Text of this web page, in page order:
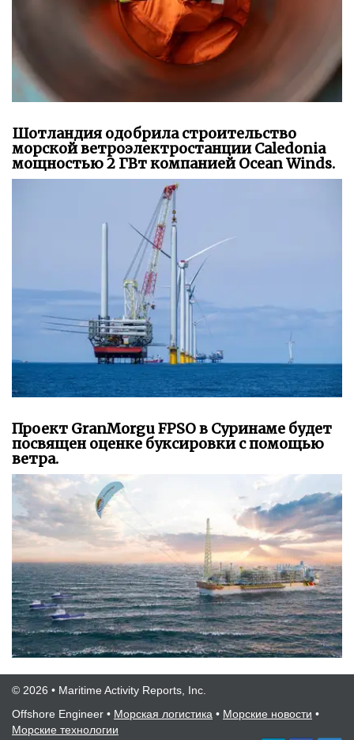
Шотландия одобрила строительство
морской ветроэлектростанции Caledonia
мощностью 2 ГВт компанией Ocean Winds.
Проект GranMorgu FPSO в Суринаме будет
посвящен оценке буксировки с помощью
ветра.
© 2026 • Maritime Activity Reports, Inc.
Offshore Engineer • Морская логистика • Морские новости •
Морские технологии